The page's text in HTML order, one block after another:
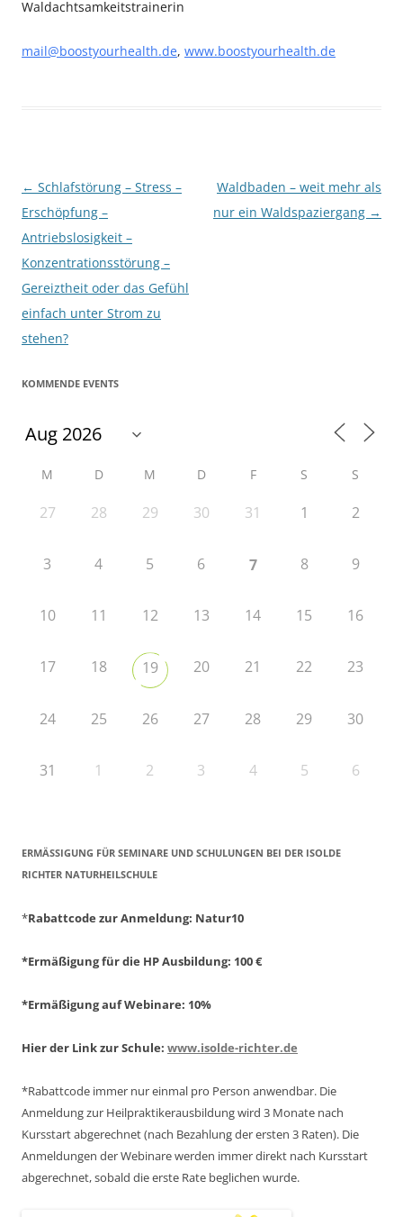
Waldachtsamkeitstrainerin
mail@boostyourhealth.de, www.boostyourhealth.de
Beitragsnavigation
← Schlafstörung – Stress –
Erschöpfung –
Antriebslosigkeit –
Konzentrationsstörung –
Gereiztheit oder das Gefühl
einfach unter Strom zu
stehen?
Waldbaden – weit mehr als
nur ein Waldspaziergang →
KOMMENDE EVENTS
M D M D F S S
27 28 29 30 31 1 2
3 4 5 6 7 8 9
10 11 12 13 14 15 16
17 18 19 20 21 22 23
24 25 26 27 28 29 30
31 1 2 3 4 5 6
ERMÄSSIGUNG FÜR SEMINARE UND SCHULUNGEN BEI DER ISOLDE R
ICHTER NATURHEILSCHULE
*Rabattcode zur Anmeldung: Natur10
*Ermäßigung für die HP Ausbildung: 100 €
*Ermäßigung auf Webinare: 10%
Hier der Link zur Schule: www.isolde-richter.de
*Rabattcode immer nur einmal pro Person anwendbar. Die
Anmeldung zur Heilpraktikerausbildung wird 3 Monate nach
Kursstart abgerechnet(nach Bezahlung der ersten 3 Raten). Die
Anmeldungen der Webinare werden immer direkt nach Kursstart
abgerechnet,sobald die erste Rate beglichen wurde.